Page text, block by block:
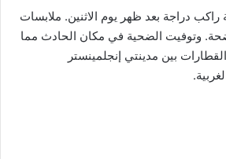
دراجة بعد ظهر يوم الاثنين. ملابسات
وتوفيت الضحية في مكان الحادث مما
بين مدينتي إنجلمينستر